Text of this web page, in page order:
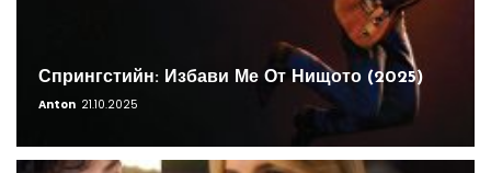
Спрингстийн: Избави Ме От Нищото (2025)
Anton 21.10.2025